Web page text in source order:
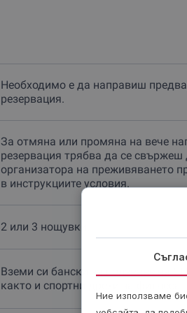
Необходимо е да направиш
резервация.
За отмяна или промяна на вече
резервация трябва да се свържеш
организатора на преживяването
в инструкциите условия.
2 или 3 нощувки.
Вземи си бански за ползване на
както и спортни дрехи за фитнеса.
Ние използваме